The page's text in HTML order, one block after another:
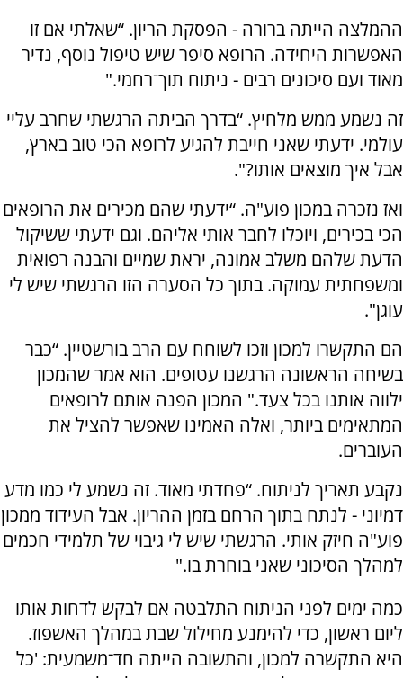
ההמלצה הייתה ברורה - הפסקת הריון. “שאלתי אם זו
האפשרות היחידה. הרופא סיפר שיש טיפול נוסף, נדיר
מאוד ועם סיכונים רבים - ניתוח תוך־רחמי."
זה נשמע ממש מלחיץ. “בדרך הביתה הרגשתי שחרב עליי
עולמי. ידעתי שאני חייבת להגיע לרופא הכי טוב בארץ,
אבל איך מוצאים אותו?".
ואז נזכרה במכון פוע"ה. “ידעתי שהם מכירים את הרופאים
הכי בכירים, ויוכלו לחבר אותי אליהם. וגם ידעתי ששיקול
הדעת שלהם משלב אמונה, יראת שמיים והבנה רפואית
ומשפחתית עמוקה. בתוך כל הסערה הזו הרגשתי שיש לי
עוגן".
הם התקשרו למכון וזכו לשוחח עם הרב בורשטיין. “כבר
בשיחה הראשונה הרגשנו עטופים. הוא אמר שהמכון
ילווה אותנו בכל צעד." המכון הפנה אותם לרופאים
המתאימים ביותר, ואלה האמינו שאפשר להציל את
העוברים.
נקבע תאריך לניתוח. “פחדתי מאוד. זה נשמע לי כמו מדע
דמיוני - לנתח בתוך הרחם בזמן ההריון. אבל העידוד ממכון
פוע"ה חיזק אותי. הרגשתי שיש לי גיבוי של תלמידי חכמים
למהלך הסיכוני שאני בוחרת בו."
כמה ימים לפני הניתוח התלבטה אם לבקש לדחות אותו
ליום ראשון, כדי להימנע מחילול שבת במהלך האשפוז.
היא התקשרה למכון, והתשובה הייתה חד־משמעית: 'כל